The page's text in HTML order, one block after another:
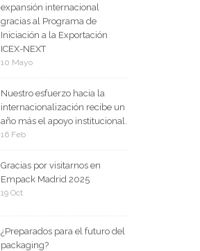
expansión internacional
gracias al Programa de
Iniciación a la Exportación
ICEX-NEXT
10 Mayo
Nuestro esfuerzo hacia la
internacionalización recibe un
año más el apoyo institucional.
16 Feb
Gracias por visitarnos en
Empack Madrid 2025
19 Oct
¿Preparados para el futuro del
packaging?